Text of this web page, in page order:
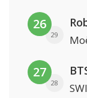
26
29
27
28